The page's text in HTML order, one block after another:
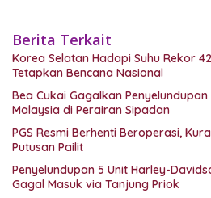
Berita Terkait
Korea Selatan Hadapi Suhu Rekor
Tetapkan Bencana Nasional
Bea Cukai Gagalkan
Malaysia di Perairan Sipadan
PGS Resmi Berhenti Beroperasi,
Putusan Pailit
Penyelundupan 5 Unit Harley-
Gagal Masuk via Tanjung Priok